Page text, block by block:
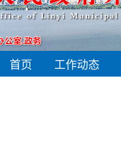
首页 工作动态